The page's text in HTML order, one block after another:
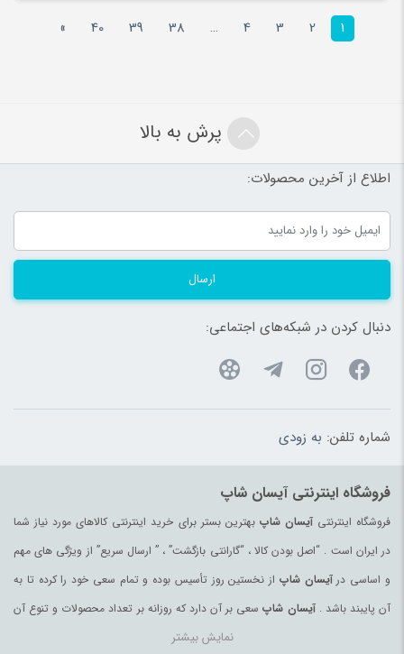
1
2
3
4
…
38
39
40
»
پرش به بالا
اطلاع از آخرین محصولات:
ارسال
دنبال کردن در شبکه‌های اجتماعی:
شماره تلفن: به زودی
فروشگاه اینترنتی آیسان شاپ
فروشگاه اینترنتیآیسان شاپبهترین بستر برای خرید اینترنتی کالاهای مورد نیاز شما
در ایران است . “اصل بودن کالا ، “گارانتی بازگشت” ، ” ارسال سریع” از ویژگی های مهم
و اساسی درآیسان شاپ از نخستین روز تأسیس بوده و تمام سعی خود را کرده تا به
آن پایبند باشد .آیسان شاپ سعی بر آن دارد که روزانه بر تعداد محصولات و تنوع آن
بیفزاید تا بتواند نیاز همه ی افراد با هر نوع سلیقه را در خرید محصولات اینترنتی مرتفع
نمایش بیشتر